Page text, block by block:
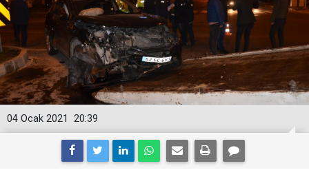
20:39
04 Ocak 2021